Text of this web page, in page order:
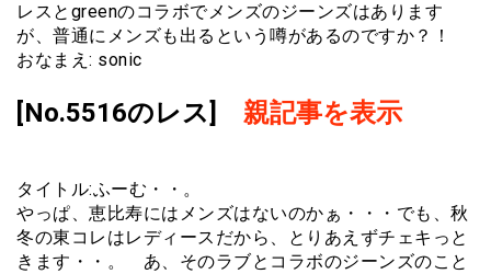
レスとgreenのコラボでメンズのジーンズはあります
が、普通にメンズも出るという噂があるのですか？！
おなまえ: sonic
[No.5516のレス] 親記事を表示
タイトル:ふーむ・・。
やっぱ、恵比寿にはメンズはないのかぁ・・・でも、秋
冬の東コレはレディースだから、とりあえずチェキっと
きます・・。 あ、そのラブとコラボのジーンズのこと